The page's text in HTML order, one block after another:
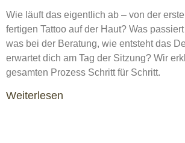
Wie läuft das eigentlich ab – von der
fertigen Tattoo auf der Haut? Was
was bei der Beratung, wie entsteht das
erwartet dich am Tag der Sitzung? Wir
gesamten Prozess Schritt für Schritt.
Weiterlesen